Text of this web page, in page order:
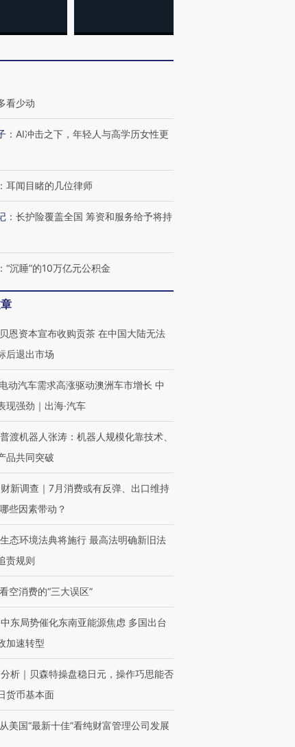
届链博
看少动
： AI冲击之下，年轻人与高学历女性更
： 耳闻目睹的几位律师
： 长护险覆盖全国 筹资和服务给予将持
： “沉睡”的10万亿元公积金
贝恩资本宣布收购贡茶 在中国大陆无法
后退出市场
电动汽车需求高涨驱动澳洲车市增长 中
现强劲｜出海·汽车
普渡机器人张涛：机器人规模化靠技术、
品共同突破
财新调查｜7月消费或有反弹、出口维持
些因素带动？
生态环境法典将施行 最高法明确新旧法
责规则
看空消费的“三大误区”
中东局势催化东南亚能源焦虑 多国出台
加速转型
分析｜贝森特操盘稳日元，操作巧思能否
货币基本面
从美国“最新十佳”看纯财富管理公司发展